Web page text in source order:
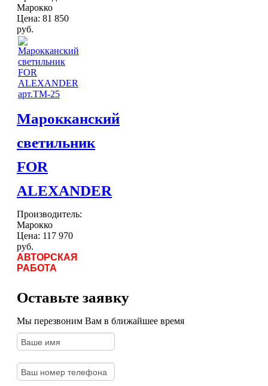
Марокко
Цена: 81 850
руб.
Марокканский
светильник
FOR
ALEXANDER
Производитель:
Марокко
Цена: 117 970
руб.
АВТОРСКАЯ
РАБОТА
Оставьте заявку
Мы перезвоним Вам в ближайшее время